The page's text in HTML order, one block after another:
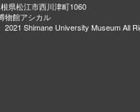
県松江市西川津町1060
物館アシカル
2021 Shimane University Museum All